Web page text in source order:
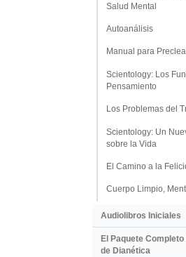
Salud Mental
Autoanálisis
Manual para
Scientology: Los
Pensamiento
Los Problemas del
Scientology: Un
sobre la Vida
El Camino a la
Cuerpo Limpio,
Audiolibros Iniciales
El Paquete
de Dianética